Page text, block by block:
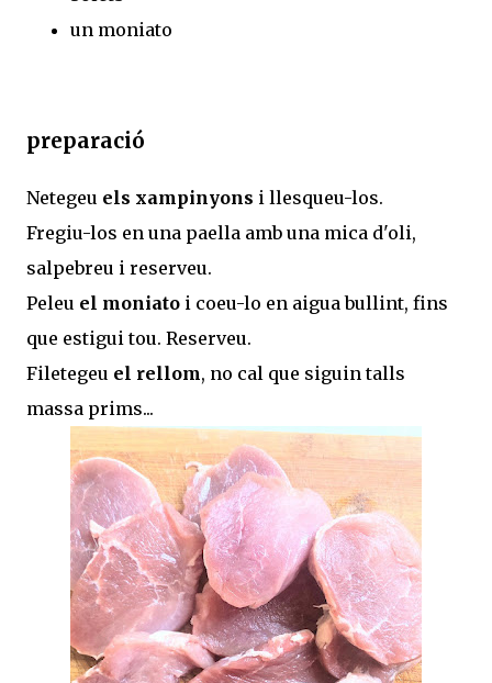
un moniato
preparació
Netegeu els xampinyons i llesqueu-los.
Fregiu-los en una paella amb una mica d'oli,
salpebreu i reserveu.
Peleu el moniato i coeu-lo en aigua bullint, fins
que estigui tou. Reserveu.
Filetegeu el rellom, no cal que siguin talls
massa prims...